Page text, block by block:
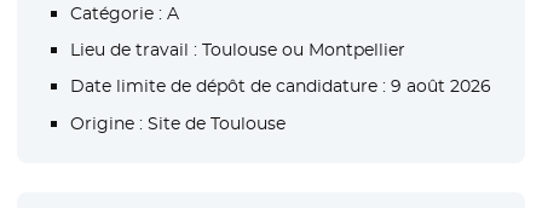
Catégorie : A
Lieu de travail : Toulouse ou Montpellier
Date limite de dépôt de candidature : 9 août 2026
Origine : Site de Toulouse